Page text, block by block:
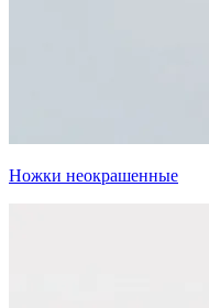
Ножки неокрашенные